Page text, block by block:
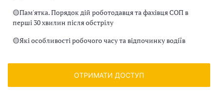
🟡Пам'ятка. Порядок дій роботодавця та фахівця СОП в
перші 30 хвилин після обстрілу
🟡Які особливості робочого часу та відпочинку водіїв
ОТРИМАТИ ДОСТУП